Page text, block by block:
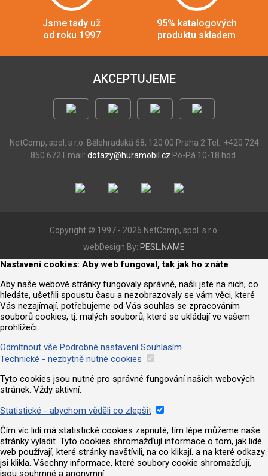
Jsme tady už
od roku 1997
95% katalogových
produktu skladem
AKCEPTUJEME
NetComp, spol. s r.o. Bělehradská 68, 120 00 Praha 2 Tel.: +420 724
850 672 Email: dotazy@huramobil.cz Po-Pá 10-18 hod.
Copyright © 1997 - 2026 NetComp, spol. s r.o.
webDesign By: PESL.NAME
Nastavení cookies: Aby web fungoval, tak jak ho znáte
Aby naše webové stránky fungovaly správně, našli jste na nich, co
hledáte, ušetřili spoustu času a nezobrazovaly se vám věci, které
Vás nezajímají, potřebujeme od Vás souhlas se zpracováním
souborů cookies, tj. malých souborů, které se ukládají ve vašem
prohlížeči.
Odmítnout vše Podrobné nastavení Souhlasím
Technické - nezbytně nutné cookies
Tyto cookies jsou nutné pro správné fungování našich webových
stránek. Vždy aktivní.
Statistické - abychom věděli co zlepšit
Čím víc lidí má statistické cookies zapnuté, tím lépe můžeme naše
stránky vyladit. Tyto cookies shromažďují informace o tom, jak lidé
web používají, které stránky navštívili, na co klikají. a na které odkazy
jsi klikla. Všechny informace, které soubory cookie shromažďují,
jsou souhrnné a anonymní.